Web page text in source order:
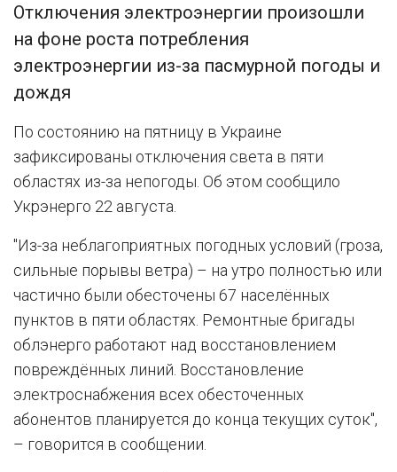
Отключения электроэнергии произошли
на фоне роста потребления
электроэнергии из-за пасмурной погоды и
дождя
По состоянию на пятницу в Украине
зафиксированы отключения света в пяти
областях из-за непогоды. Об этом сообщило
Укрэнерго 22 августа.
"Из-за неблагоприятных погодных условий (гроза,
сильные порывы ветра) – на утро полностью или
частично были обесточены 67 населённых
пунктов в пяти областях. Ремонтные бригады
облэнерго работают над восстановлением
повреждённых линий. Восстановление
электроснабжения всех обесточенных
абонентов планируется до конца текущих суток",
– говорится в сообщении.